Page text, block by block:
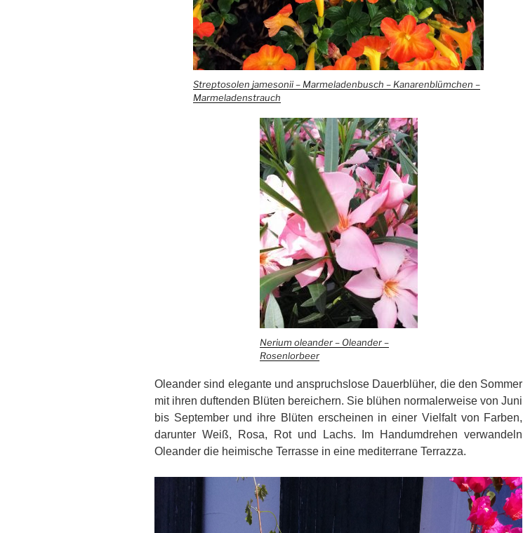
Streptosolen jamesonii – Marmeladenbusch – Kanarenblümchen –
Marmeladenstrauch
Nerium oleander – Oleander –
Rosenlorbeer
Oleander sind elegante und anspruchslose Dauerblüher, die den Sommer
mit ihren duftenden Blüten bereichern. Sie blühen normalerweisevon Juni
bis September und ihre Blüten erscheinen in einer Vielfalt von Farben,
darunter Weiß, Rosa, Rot und Lachs. Im Handumdrehen verwandeln
Oleander die heimische Terrasse in eine mediterrane Terrazza.